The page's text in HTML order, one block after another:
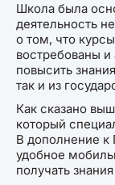
Школа была
деятельность
о том, что
востребованы и
повысить
так и из
Как сказано
который
В дополнение к
удобное
получать